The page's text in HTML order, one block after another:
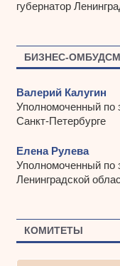
губернатор
БИЗНЕС-
Валерий Калугин
Уполномоченный по
Санкт-Петербурге
Елена Рулева
Уполномоченный по
Ленинградской
КОМИТЕТЫ